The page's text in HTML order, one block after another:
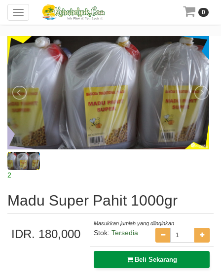
Toggle
navigation
0
2
Madu Super Pahit 1000gr
IDR. 180,000
Masukkan jumlah yang diinginkan
Stok: Tersedia
Beli Sekarang